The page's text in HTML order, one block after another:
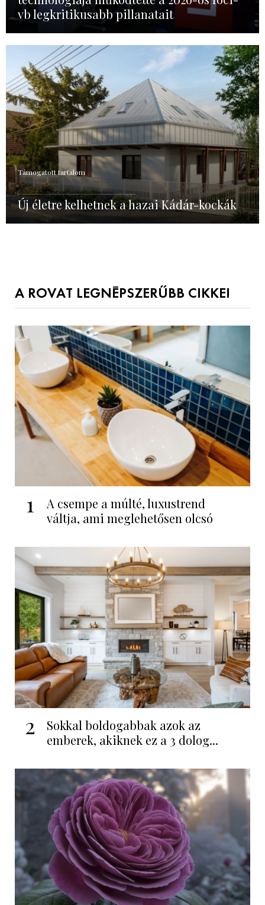
vb legkritikusabb pillanatait
Támogatott tartalom
Új életre kelhetnek a hazai Kádár-kockák
A ROVAT LEGNÉPSZERŰBB CIKKEI
1
A csempe a múlté, luxustrend
váltja, ami meglehetősen olcsó
2
Sokkal boldogabbak azok az
emberek, akiknek ez a 3 dolog...